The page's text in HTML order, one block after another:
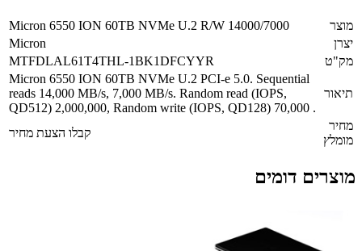
מוצר
Micron 6550 ION 60TB NVMe U.2 R/W 14000/7000
יצרן
Micron
מק"ט
MTFDLAL61T4THL-1BK1DFCYYR
תיאור
Micron 6550 ION 60TB NVMe U.2 PCI-e 5.0. Sequential
reads 14,000 MB/s, 7,000 MB/s. Random read (IOPS,
QD512) 2,000,000, Random write (IOPS, QD128) 70,000 .
מחיר
מומלץ
קבלו הצעת מחיר
מוצרים דומים